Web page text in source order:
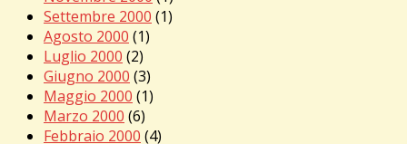
Settembre 2000 (1)
Agosto 2000 (1)
Luglio 2000 (2)
Giugno 2000 (3)
Maggio 2000 (1)
Marzo 2000 (6)
Febbraio 2000 (4)